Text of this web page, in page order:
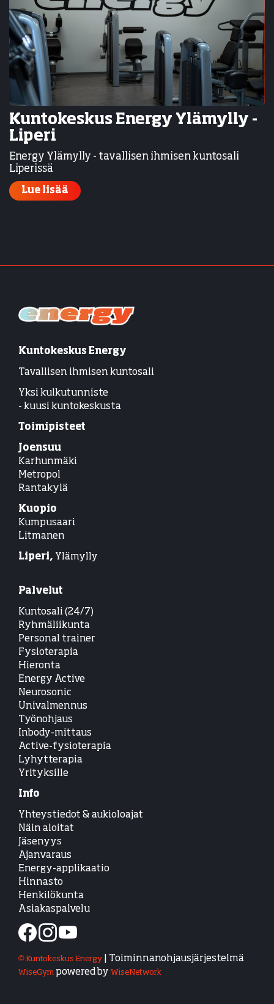
Kuntokeskus Energy Ylämylly -
Liperi
Energy Ylämylly - tavallisen ihmisen kuntosali
Liperissä
Lue lisää
Kuntokeskus Energy
Tavallisen ihmisen kuntosali
Yksi kulkutunniste
- kuusi kuntokeskusta
Toimipisteet
Joensuu
Karhunmäki
Metropol
Rantakylä
Kuopio
Kumpusaari
Litmanen
Liperi, Ylämylly
Palvelut
Kuntosali (24/7)
Ryhmäliikunta
Personal trainer
Fysioterapia
Hieronta
Energy Active
Neurosonic
Univalmennus
Työnohjaus
Inbody-mittaus
Active-fysioterapia
Lyhytterapia
Yrityksille
Info
Yhteystiedot & aukioloajat
Näin aloitat
Jäsenyys
Ajanvaraus
Energy-applikaatio
Hinnasto
Henkilökunta
Asiakaspalvelu
© Kuntokeskus Energy | Toiminnanohjausjärjestelmä
WiseGym powered by WiseNetwork